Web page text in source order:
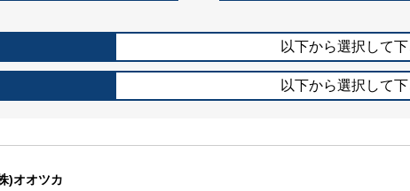
以下から選択して
以下から選択して
)オオツカ